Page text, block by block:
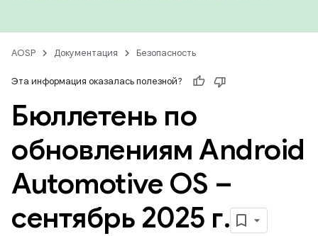
AOSP Документация Безопасность
Эта информация оказалась полезной?
Бюллетень по
обновлениям Android
Automotive OS –
сентябрь 2025 г.